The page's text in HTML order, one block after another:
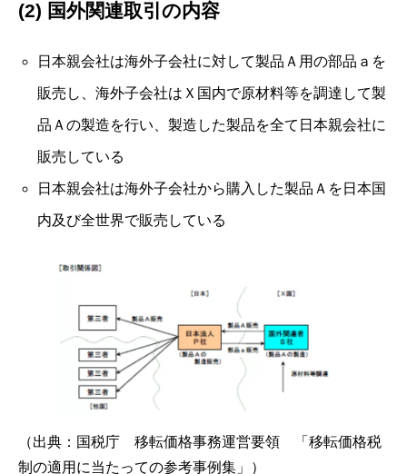
(2) 国外関連取引の内容
日本親会社は海外子会社に対して製品Ａ用の部品ａを
販売し、海外子会社はＸ国内で原材料等を調達して製
品Ａの製造を行い、製造した製品を全て日本親会社に
販売している
日本親会社は海外子会社から購入した製品Ａを日本国
内及び全世界で販売している
（出典：国税庁 移転価格事務運営要領 「移転価格税
制の適用に当たっての参考事例集」）